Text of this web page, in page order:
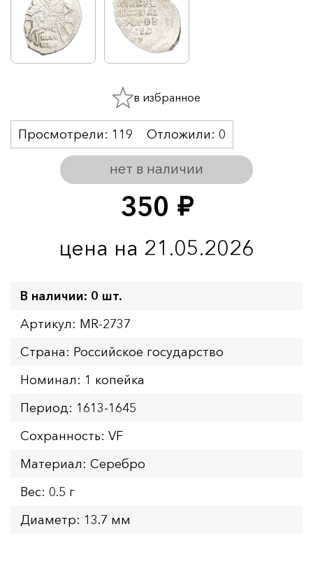
350 руб.
цена на 21.05.2026
нет в наличии
Просмотрели: 119 Отложили: 0
в избранное
В наличии: 0 шт.
Артикул: MR-2737
Страна: Российское государство
Номинал: 1 копейка
Период: 1613-1645
Сохранность: VF
Материал: Серебро
Вес: 0.5 г
Диаметр: 13.7 мм